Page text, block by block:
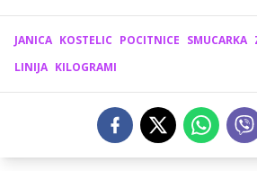
JANICA KOSTELIC POCITNICE SMUCARKA
LINIJA KILOGRAMI